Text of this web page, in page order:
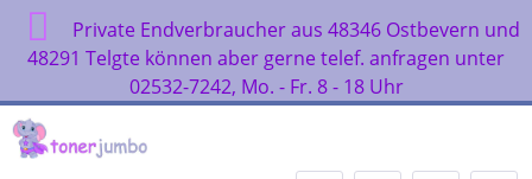
Private Endverbraucher aus 48346 Ostbevern und
48291 Telgte können aber gerne telef. anfragen unter
02532-7242, Mo. - Fr. 8 - 18 Uhr